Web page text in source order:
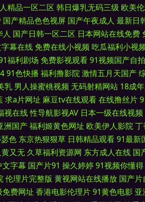
免费影片 91自产精品国 久久艹手机在线 91爱爱网
图 欧美性变态网 91破解官网免费 精品偷拍 五月丁
夜福利姬 成人午夜福利剧场 欧洲肥婆a级网站 91色
产 黑料自拍网 丝袜诱惑毛片 豆花视频久久 色穴穴
俺去也久久 欧美另类丝袜自拍 91黑丝后入 蜜芽91
线91 人人操人人干网 97人人操人人插 欧美日韩精
丝亚洲 另类欧美 91豆花网动漫 另类播播 91国内产
源在线 国产精品久久视频 97超鹏资源站 欧洲色三级
精品一区二区 韩日爆乳无码三级 欧美
国产精品色色视屏 国产午夜成人 最新日
人 国产日韩一区二区 日本网站在线免费
幕在线 免费在线小视频 吃瓜福利小视
福利剧场 免费影视观看91视频国产自拍
91色快播 福利撸影院激情五月天国产
乳 男人操蜜桃视频 无码射精网站 18成
求a片网址 麻豆tv在线观看在线撸丝片
视在线性导航影视AV 日本一级在线视频
洲国产福利姬黄色网址 欧美伊人影院丁
色 东京热狠狠草 日韩精品观看91最新
又无 久草福利资源网 东方成人在线 国
文字幕 国产片91 操久婷婷91视频你懂得
伦理片完整版 黄视网站在线播放 国产片
费网址 香港电影伦理片91黄色电影 亚